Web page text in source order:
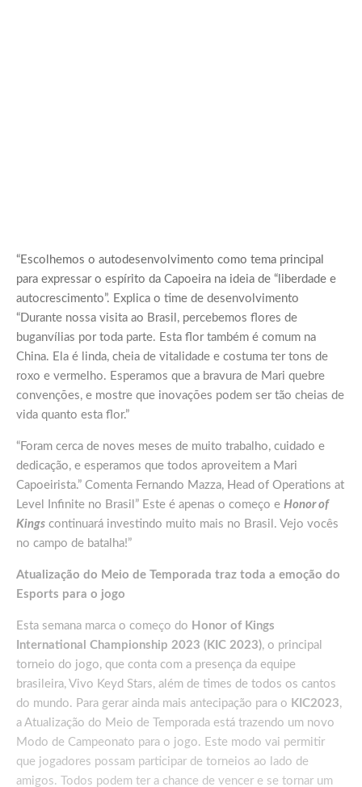
“Escolhemos o autodesenvolvimento como tema principal
para expressar o espírito da Capoeira na ideia de “liberdade e
autocrescimento”. Explica o time de desenvolvimento
“Durante nossa visita ao Brasil, percebemos flores de
buganvílias por toda parte. Esta flor também é comum na
China. Ela é linda, cheia de vitalidade e costuma ter tons de
roxo e vermelho. Esperamos que a bravura de Mari quebre
convenções, e mostre que inovações podem ser tão cheias de
vida quanto esta flor.”
“Foram cerca de noves meses de muito trabalho, cuidado e
dedicação, e esperamos que todos aproveitem a Mari
Capoeirista.” Comenta Fernando Mazza, Head of Operations at
Level Infinite no Brasil” Este é apenas o começo e Honor of
Kings continuará investindo muito mais no Brasil. Vejo vocês
no campo de batalha!”
Atualização do Meio de Temporada traz toda a emoção do
Esports para o jogo
Esta semana marca o começo do Honor of Kings
International Championship 2023 (KIC 2023), o principal
torneio do jogo, que conta com a presença da equipe
brasileira, Vivo Keyd Stars, além de times de todos os cantos
do mundo. Para gerar ainda mais antecipação para o KIC2023,
a Atualização do Meio de Temporada está trazendo um novo
Modo de Campeonato para o jogo. Este modo vai permitir
que jogadores possam participar de torneios ao lado de
amigos. Todos podem ter a chance de vencer e se tornar um